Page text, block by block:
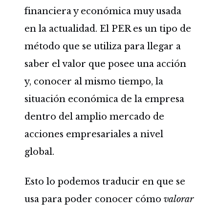
financiera y económica muy usada
en la actualidad. El PER es un tipo de
método que se utiliza para llegar a
saber el valor que posee una acción
y, conocer al mismo tiempo, la
situación económica de la empresa
dentro del amplio mercado de
acciones empresariales a nivel
global.
Esto lo podemos traducir en que se
usa para poder conocer cómo valorar